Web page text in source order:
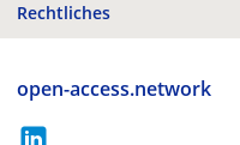
Rechtliches
open-access.network